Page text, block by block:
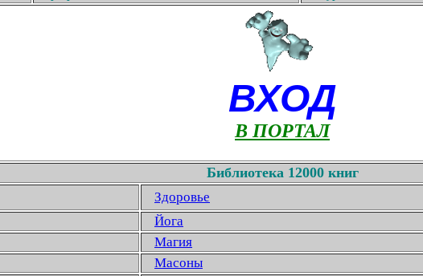
ВХОД
В ПОРТАЛ
Библиотека 12000 книг
Здоровье
Йога
Магия
Масоны